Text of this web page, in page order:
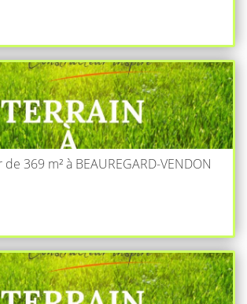
369 m² à BEAUREGARD-VENDON